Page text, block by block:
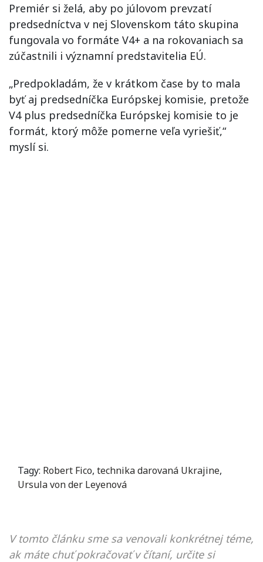
Premiér si želá, aby po júlovom prevzatí
predsedníctva v nej Slovenskom táto skupina
fungovala vo formáte V4+ a na rokovaniach sa
zúčastnili i významní predstavitelia EÚ.
„Predpokladám, že v krátkom čase by to mala
byť aj predsedníčka Európskej komisie, pretože
V4 plus predsedníčka Európskej komisie to je
formát, ktorý môže pomerne veľa vyriešiť,“
myslí si.
Tagy: Robert Fico, technika darovaná Ukrajine,
Ursula von der Leyenová
V tomto článku sme sa venovali konkrétnej téme,
ak máte chuť pokračovať v čítaní, určite si